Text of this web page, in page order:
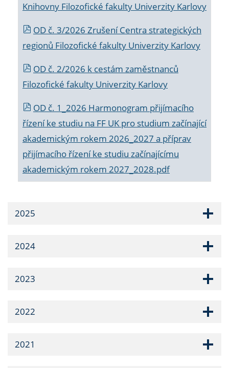
Knihovny Filozofické fakulty Univerzity Karlovy
OD č. 3/2026 Zrušení Centra strategických
regionů Filozofické fakulty Univerzity Karlovy
OD č. 2/2026 k cestám zaměstnanců
Filozofické fakulty Univerzity Karlovy
OD č. 1_2026 Harmonogram přijímacího
řízení ke studiu na FF UK pro studium začínající
akademickým rokem 2026_2027 a příprav
přijímacího řízení ke studiu začínajícímu
akademickým rokem 2027_2028.pdf
2025
2024
2023
2022
2021